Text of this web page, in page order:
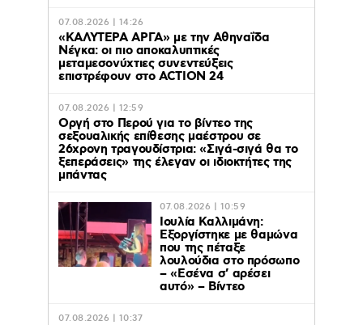
07.08.2026 | 14:26
«ΚΑΛΥΤΕΡΑ ΑΡΓΑ» με την Αθηναΐδα
Νέγκα: οι πιο αποκαλυπτικές
μεταμεσονύχτιες συνεντεύξεις
επιστρέφουν στο ACTION 24
07.08.2026 | 12:59
Οργή στο Περού για το βίντεο της
σεξουαλικής επίθεσης μαέστρου σε
26χρονη τραγουδίστρια: «Σιγά-σιγά θα το
ξεπεράσεις» της έλεγαν οι ιδιοκτήτες της
μπάντας
07.08.2026 | 10:59
Ιουλία Καλλιμάνη:
Εξοργίστηκε με θαμώνα
που της πέταξε
λουλούδια στο πρόσωπο
– «Εσένα σ’ αρέσει
αυτό» – Βίντεο
07.08.2026 | 10:37